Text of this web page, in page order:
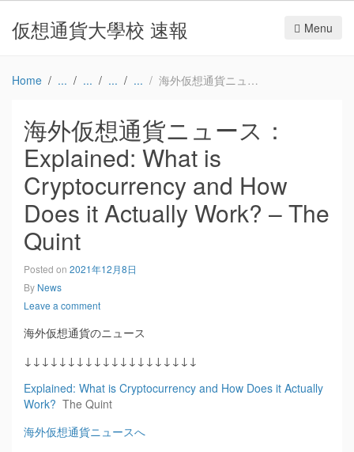
仮想通貨大學校 速報 Menu
Home 海外仮想通貨ニュース：Explained: What is Cryptocurrency and How Does it Actually Work? – The Quint
海外仮想通貨ニュース：
Explained: What is
Cryptocurrency and How
Does it Actually Work? – The
Quint
Posted on 2021年12月8日
By News
Leave a comment
海外仮想通貨のニュース
↓↓↓↓↓↓↓↓↓↓↓↓↓↓↓↓↓↓↓↓
Explained: What is Cryptocurrency and How Does it Actually
Work? The Quint
海外仮想通貨ニュースへ